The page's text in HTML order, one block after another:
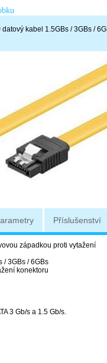
datový kabel 1.5GBs / 3GBs /
Příslušenství
západkou proti vytažení
/ 3GBs / 6GBs
konektoru
3 Gb/s a 1.5 Gb/s.